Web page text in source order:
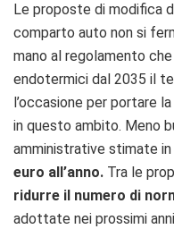
Le proposte di modifica
comparto auto non si
mano al regolamento
endotermici dal 2035 il
l’occasione per portare
in questo ambito. Meno
amministrative stimate in
euro all’anno. Tra le
ridurre il numero di
adottate nei prossimi